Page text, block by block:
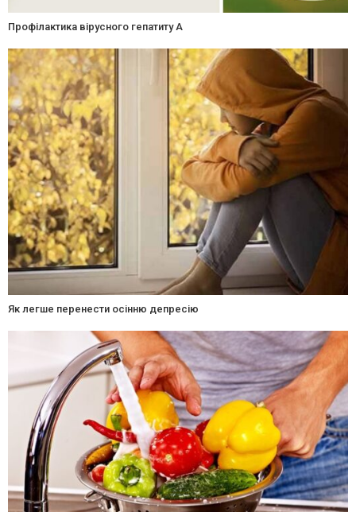
Профілактика вірусного гепатиту А
Як легше перенести осінню депресію